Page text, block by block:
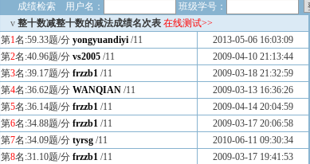
成绩检索 用户名： 班级学号：
v 整十数减整十数的减法成绩名次表 在线测试>>
第1名:59.33题/分 yongyuandiyi /11
2013-05-06 16:03:09
第2名:40.96题/分 vs2005 /11
2009-04-10 21:13:44
第3名:39.17题/分 frzzb1 /11
2009-03-18 21:32:59
第4名:36.62题/分 WANQIAN /11
2009-03-13 16:36:26
第5名:36.14题/分 frzzb1 /11
2009-04-14 20:04:59
第6名:34.88题/分 frzzb1 /11
2009-03-17 20:06:58
第7名:34.09题/分 tyrsg /11
2010-06-11 09:30:34
第8名:31.10题/分 frzzb1 /11
2009-03-17 19:41:53